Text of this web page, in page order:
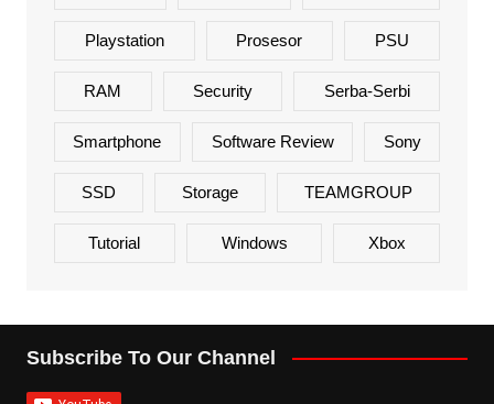
Playstation Prosesor PSU
RAM Security Serba-Serbi
Smartphone Software Review Sony
SSD Storage TEAMGROUP
Tutorial Windows Xbox
Subscribe To Our Channel